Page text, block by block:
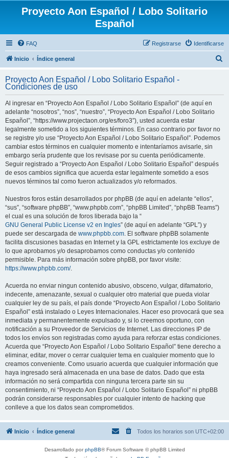
Proyecto Aon Español / Lobo Solitario
Español
FAQ Identificarse
Registrarse
Inicio Índice general
c
Proyecto Aon Español / Lobo Solitario Español -
Condiciones de uso
Al ingresar en “Proyecto Aon Español / Lobo Solitario Español” (de aquí en
adelante “nosotros”, “nos”, “nuestro”, “Proyecto Aon Español / Lobo Solitario
Español”, “https://www.projectaon.org/es/foro3”), usted acuerda estar
legalmente sometido a los siguientes términos. En caso contrario por favor no
se registre y/o use “Proyecto Aon Español / Lobo Solitario Español”. Podemos
cambiar estos términos en cualquier momento e intentaríamos avisarle, sin
embargo sería prudente que los revisase por su cuenta periódicamente.
Seguir registrado a “Proyecto Aon Español / Lobo Solitario Español” después
de esos cambios significa que acuerda estar legalmente sometido a esos
nuevos términos tal como fueron actualizados y/o reformados.
Nuestros foros están desarrollados por phpBB (de aquí en adelante “ellos”,
“sus”, “software phpBB”, “www.phpbb.com”, “phpBB Limited”, “phpBB Teams”)
el cual es una solución de foros liberada bajo la “
GNU General Public License v2 en Ingles” (de aquí en adelante “GPL”) y
puede ser descargada de www.phpbb.com. El software phpBB solamente
facilita discusiones basadas en Internet y la GPL estrictamente los excluye de
lo que aprobamos y/o desaprobamos como conductas y/o contenido
permisible. Para más información sobre phpBB, por favor visite:
https://www.phpbb.com/.
Acuerda no enviar ningun contenido abusivo, obsceno, vulgar, difamatorio,
indecente, amenazante, sexual o cualquier otro material que pueda violar
cualquier ley de su país, el país donde “Proyecto Aon Español / Lobo Solitario
Español” está instalado o Leyes Internacionales. Hacer eso provocará que sea
inmediata y permanentemente expulsado y, si lo creemos oportuno, con
notificación a su Proveedor de Servicios de Internet. Las direcciones IP de
todos los envíos son registradas como ayuda para reforzar estas condiciones.
Acuerda que “Proyecto Aon Español / Lobo Solitario Español” tiene derecho a
eliminar, editar, mover o cerrar cualquier tema en cualquier momento que lo
creamos conveniente. Como usuario acuerda que cualquier información que
haya ingresado será almacenada en una base de datos. Dado que esta
información no será compartida con ninguna tercera parte sin su
consentimiento, ni “Proyecto Aon Español / Lobo Solitario Español” ni phpBB
podrán considerarse responsables por cualquier intento de hacking que
conlleve a que los datos sean comprometidos.
Inicio Índice general Todos los horarios son UTC+02:00
Desarrollado porphpBB® Forum Software © phpBB Limited